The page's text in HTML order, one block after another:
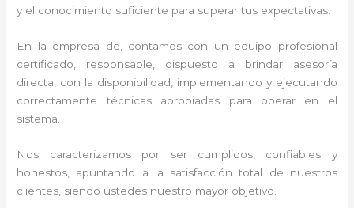
y el conocimiento suficiente para superar tus expectativas.
En la empresa de , contamos con un equipo profesional
certificado, responsable, dispuesto a brindar asesoría
directa, con la disponibilidad, implementando y ejecutando
correctamente técnicas apropiadas para operar en el
sistema.
Nos caracterizamos por ser cumplidos, confiables y
honestos, apuntando a la satisfacción total de nuestros
clientes, siendo ustedes nuestro mayor objetivo.